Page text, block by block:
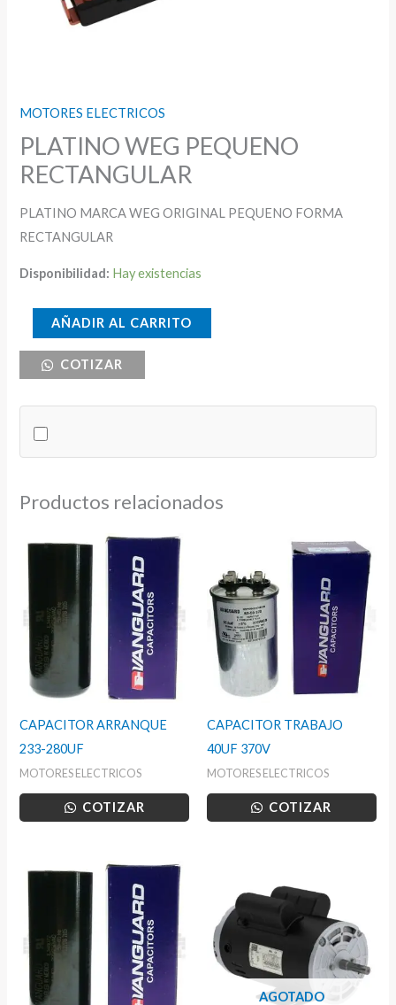
MOTORES ELECTRICOS
PLATINO WEG PEQUENO
RECTANGULAR
PLATINO MARCA WEG ORIGINAL PEQUENO FORMA
RECTANGULAR
Disponibilidad: Hay existencias
PLATINO
WEG
PEQUENO
AÑADIR AL CARRITO
COTIZAR
Productos relacionados
CAPACITOR ARRANQUE
233-280UF
MOTORES ELECTRICOS
COTIZAR
CAPACITOR TRABAJO
40UF 370V
MOTORES ELECTRICOS
COTIZAR
AGOTADO